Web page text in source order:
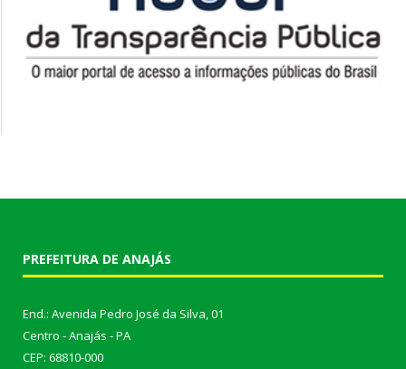
PREFEITURA DE ANAJÁS
End.: Avenida Pedro José da Silva, 01
Centro - Anajás - PA
CEP: 68810-000